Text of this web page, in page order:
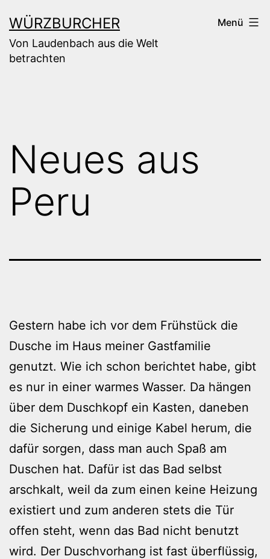
Inhalt
springen
WÜRZBURCHER
Von Laudenbach aus die Welt
betrachten
Menü
Neues aus
Peru
Gestern habe ich vor dem Frühstück die
Dusche im Haus meiner Gastfamilie
genutzt. Wie ich schon berichtet habe, gibt
es nur in einer warmes Wasser. Da hängen
über dem Duschkopf ein Kasten, daneben
die Sicherung und einige Kabel herum, die
dafür sorgen, dass man auch Spaß am
Duschen hat. Dafür ist das Bad selbst
arschkalt, weil da zum einen keine Heizung
existiert und zum anderen stets die Tür
offen steht, wenn das Bad nicht benutzt
wird. Der Duschvorhang ist fast überflüssig,